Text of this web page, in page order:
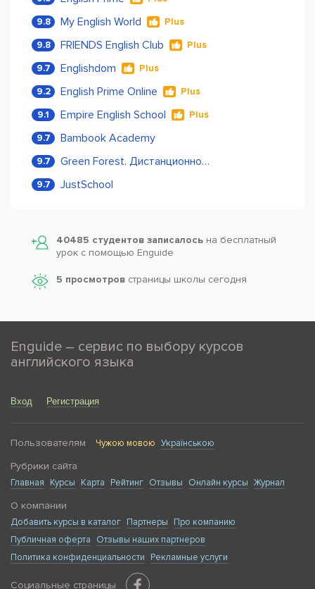
9.8 My English World Plus
9.8 FRIENDS English Club Plus
9.7 Englishdom Plus
9.2 English Prime Online Plus
9.1 Empire English School Plus
9.7 Bambook Academy
9.7 Green Forest. Дистанционное обучение
9.7 JustSchool
40485 студентов записалось на бесплатный
урок с помощью Enguide
5 просмотров страницы школы сегодня
Enguide – сервис по выбору курсов
английского языка
Вход Регистрация
Пользователям Чужою мовою Українською
Рубрики сайта
Главная Курсы Карта Рейтинг Отзывы Онлайн курсы Журнал
О компании
Добавить курсы в каталог Партнеры
Про компанию
Публичная оферта
Отзывы наших партнеров
Политика конфиденциальности
Рекламные услуги
Социальные страницы